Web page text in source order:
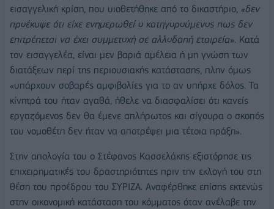
εισαγγελική κρίση, που υιοθετήθηκε από το δικαστήριο, «δεν
προέκυψε ότι είχε ενημερωθεί ο κατηγορούμενος πως δεν
επιτρέπεται να έχει συμμετοχή σε αλλοδαπή εταιρεία». Κατά
τον εισαγγελέα, είναι μεν βαριά αμέλεια ή μη γνώση των
διατάξεων περί της περιουσιακής κατάστασης, πλην όμως
«υπάρχουν σοβαρές αμφιβολίες για το αν υπήρχε δόλος. Τα
κίνητρά του ήταν αγαθά, ήθελε να διασφαλίσει ότι κανείς
εργαζόμενος δεν θα έμενε απλήρωτος και σίγουρα ο σκοπός
του νομοθέτη δεν ήταν να αποτρέψει μια τέτοια πράξη».
Στην απολογία του ο Στέφανος Κασσελάκης εξιστόρησε τις
επιχειρηματικές του δραστηριότητες πριν την εκλογή του στη
θέση του προέδρου του ΣΥΡΙΖΑ. Αναφέρθηκε επίσης εκτενώς
στην οικονομική κατάσταση του κόμματος όταν ανέλαβε την